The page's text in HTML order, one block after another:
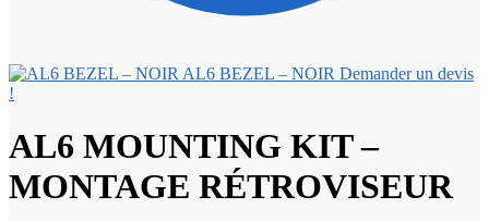
AL6 BEZEL – NOIR Demander un devis
!
AL6 MOUNTING KIT –
MONTAGE RÉTROVISEUR